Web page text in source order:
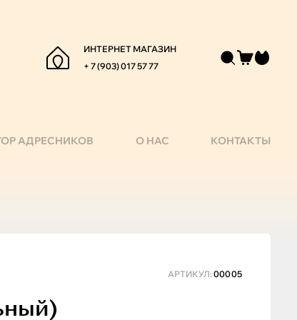
ИНТЕРНЕТ МАГАЗИН
+ 7 (903) 017 57 77
АДРЕСНИКОВ О НАС КОНТАКТЫ
АРТИКУЛ: 00005